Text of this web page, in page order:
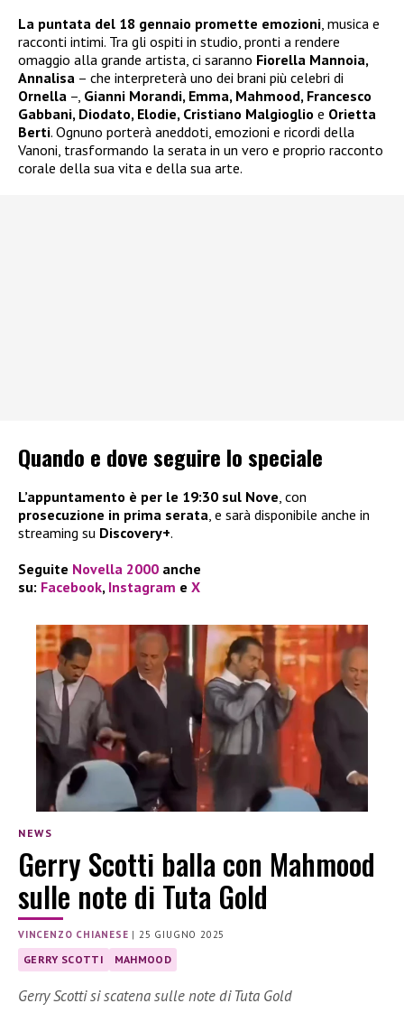
La puntata del 18 gennaio promette emozioni , musica e
racconti intimi. Tra gli ospiti in studio, pronti a rendere
omaggio alla grande artista, ci saranno Fiorella Mannoia,
Annalisa – che interpreterà uno dei brani più celebri di
Ornella –, Gianni Morandi, Emma, Mahmood, Francesco
Gabbani, Diodato, Elodie, Cristiano Malgioglio e Orietta
Berti. Ognuno porterà aneddoti, emozioni e ricordi della
Vanoni, trasformando la serata in un vero e proprio racconto
corale della sua vita e della sua arte.
Quando e dove seguire lo speciale
L’appuntamento è per le 19:30 sul Nove , con
prosecuzione in prima serata , e sarà disponibile anche in
streaming su Discovery+.
Seguite Novella 2000 anche
su: Facebook, Instagram e X
NEWS
Gerry Scotti balla con Mahmood
sulle note di Tuta Gold
VINCENZO CHIANESE |25 GIUGNO 2025
GERRY SCOTTI MAHMOOD
Gerry Scotti si scatena sulle note di Tuta Gold